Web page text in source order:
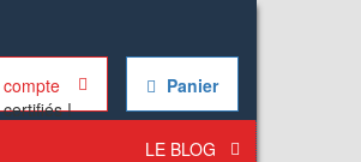
Panier
LE BLOG